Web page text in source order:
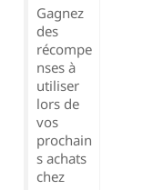
Gagnez
des
récompe
nses à
utiliser
lors de
vos
prochain
s achats
chez